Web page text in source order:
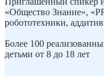
«Общество Знание»,
робототехники,
Более 100
детьми от 8 до 18 лет